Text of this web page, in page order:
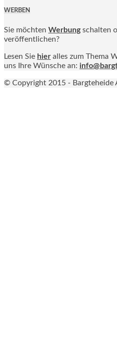
WERBEN
Sie möchten Werbung schalten
veröffentlichen?
Lesen Sie hier alles zum Thema
uns Ihre Wünsche an:
© Copyright 2015 - Bargteheide